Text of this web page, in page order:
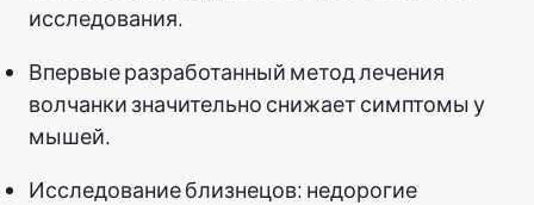
исследования.
Впервые разработанный метод лечения
волчанки значительно снижает симптомы у
мышей.
Исследование близнецов: недорогие